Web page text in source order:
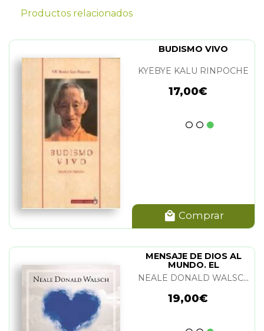
Productos relacionados
BUDISMO VIVO
KYEBYE KALU RINPOCHE
17,00€
Comprar
MENSAJE DE DIOS AL
MUNDO. EL
NEALE DONALD WALSCH
19,00€